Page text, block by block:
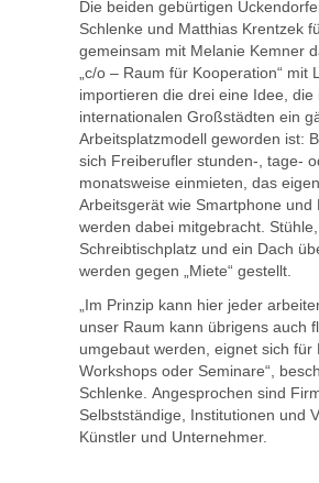
Die beiden gebürtigen
Schlenke und Matthias Krentzek
gemeinsam mit Melanie Kemner
„c/o – Raum für Kooperation“ mit
importieren die drei eine Idee, die
internationalen Großstädten ein
Arbeitsplatzmodell geworden ist:
sich Freiberufler stunden-, tage-
monatsweise einmieten, das
Arbeitsgerät wie Smartphone und
werden dabei mitgebracht. Stühle,
Schreibtischplatz und ein Dach
werden gegen „Miete“ gestellt.
„Im Prinzip kann hier jeder
unser Raum kann übrigens auch
umgebaut werden, eignet sich für
Workshops oder Seminare“,
Schlenke. Angesprochen sind
Selbstständige, Institutionen und
Künstler und Unternehmer.